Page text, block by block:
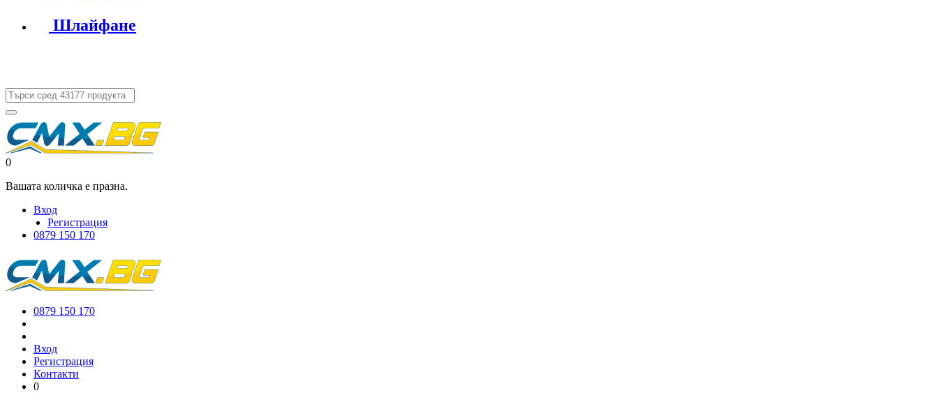
Шлайфане
0
Вашата количка е празна.
Вход
Регистрация
0879 150 170
0879 150 170
Вход
Регистрация
Контакти
0